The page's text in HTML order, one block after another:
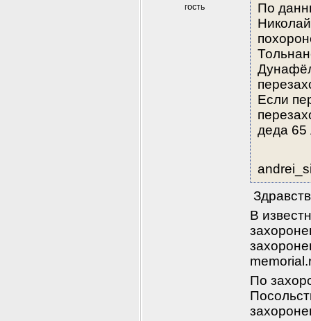
гость
По
Если
деда 65
В
По